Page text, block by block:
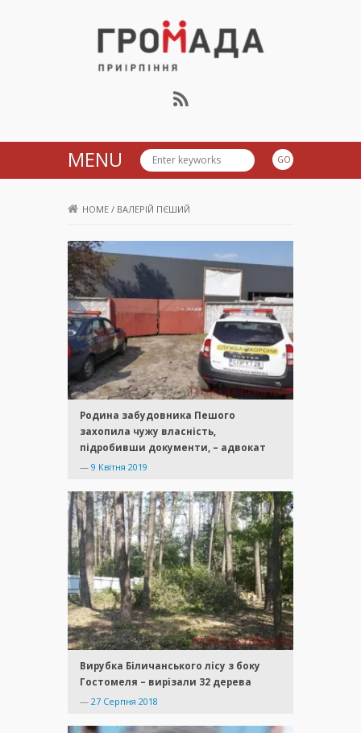
Громада Приірпіння
MENU
HOME / ВАЛЕРІЙ ПЄШИЙ
Родина забудовника Пешого
захопила чужу власність,
підробивши документи, – адвокат
— 9 Квітня 2019
Вирубка Біличанського лісу з боку
Гостомеля – вирізали 32 дерева
— 27 Серпня 2018